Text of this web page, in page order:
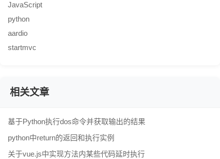
JavaScript
python
aardio
startmvc
相关文章
基于Python执行dos命令并获取输出的结果
python中return的返回和执行实例
关于vue.js中实现方法内某些代码延时执行